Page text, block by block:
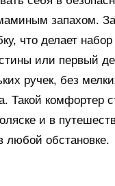
запахом.
что делает набор
или первый
ручек, без
Такой комфортер
и в
обстановке.